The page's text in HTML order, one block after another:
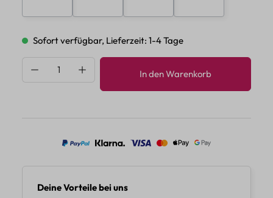
Sofort verfügbar, Lieferzeit: 1-4 Tage
Produkt Anzahl: Gib den gewünschten
In den Warenkorb
Deine Vorteile bei uns